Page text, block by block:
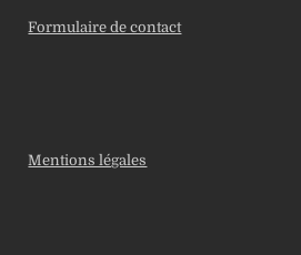
Formulaire de contact
Mentions légales